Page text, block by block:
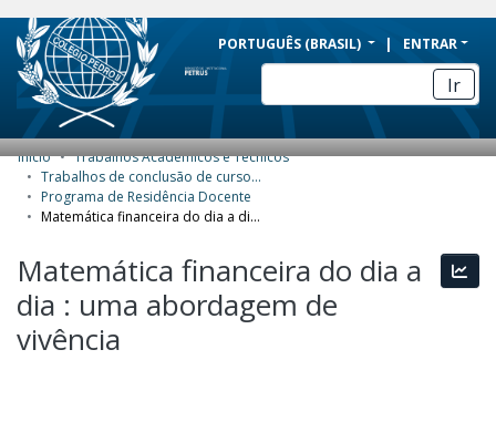
BRAZIL
Simplifique!
Comunica BR
Participe
Acesso à informação
Legislação
PORTUGUÊS (BRASIL) ENTRAR
Ir
COMUNIDADES E COLEÇÕES
NAVEGAR
ESTATÍSTICAS
SOBRE
Início
Trabalhos Acadêmicos e Técnicos
Trabalhos de conclusão de curso de Especialização
Programa de Residência Docente
Matemática financeira do dia a dia : uma abordagem de vivência
Matemática financeira do dia a
dia : uma abordagem de
vivência